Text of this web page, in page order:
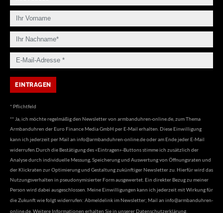
* Pflichtfeld
** Ja, ich möchte regelmäßig den Newsletter von armbanduhren-online.de, zum Thema
Armbanduhren der Euro Finance Media GmbH per E-Mail erhalten. Diese Einwilligung
kann ich jederzeit per Mail an info@armbanduhren-online.deoder am Ende jeder E-Mail
widerrufen.Durch die Bestätigung des «Eintragen»-Buttons stimme ich zusätzlich der
Analyse durch individuelle Messung, Speicherung und Auswertung von Öffnungsraten und
der Klickraten zur Optimierung und Gestaltung zukünftiger Newsletter zu. Hierfür wird das
Nutzungsverhalten in pseudonymisierter Form ausgewertet. Ein direkter Bezug zu meiner
Person wird dabei ausgeschlossen. Meine Einwilligungen kann ich jederzeit mit Wirkung für
die Zukunft wie folgt widerrufen: Abmeldelink im Newsletter; Mail an info@armbanduhren-
online.de . Weitere Informationen erhalten Sie in unserer Datenschutzerklärung